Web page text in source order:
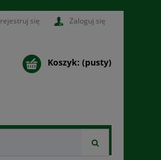
się Zaloguj się
Koszyk: (pusty)